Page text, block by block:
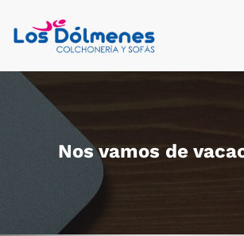
contenido
Nos vamos de